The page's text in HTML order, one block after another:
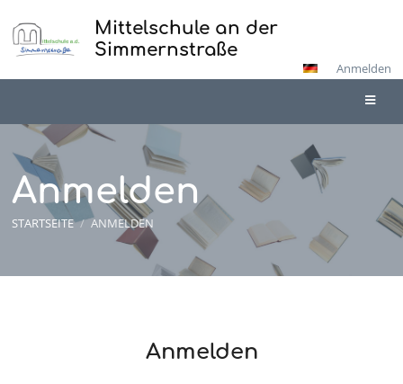
Mittelschule an der
Simmernstraße
Anmelden
Anmelden
STARTSEITE / ANMELDEN
Anmelden